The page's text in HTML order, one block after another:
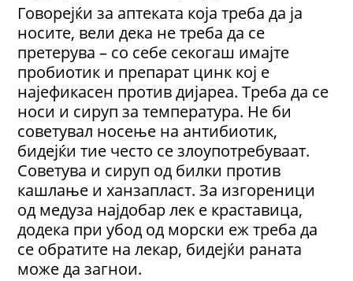
Говорејќи за аптеката која треба да ја
носите, вели дека не треба да се
претерува – со себе секогаш имајте
пробиотик и препарат цинк кој е
најефикасен против дијареа. Треба да се
носи и сируп за температура. Не би
советувал носење на антибиотик,
бидејќи тие често се злоупотребуваат.
Советува и сируп од билки против
кашлање и ханзапласт. За изгореници
од медуза најдобар лек е краставица,
додека при убод од морски еж треба да
се обратите на лекар, бидејќи раната
може да загнои.